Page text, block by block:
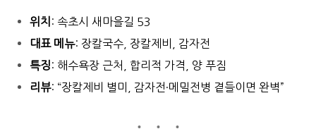
위치 : 속초시 새마을길 53
대표 메뉴: 장칼국수, 장칼제비, 감자전
특징: 해수욕장 근처, 합리적 가격, 양 푸짐
리뷰: “장칼제비 별미, 감자전·메밀전병 곁들이면 완벽”